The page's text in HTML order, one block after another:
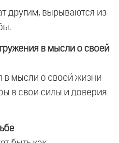
другим, вырываются из
в мысли о своей
в мысли о своей жизни
в свои силы и доверия